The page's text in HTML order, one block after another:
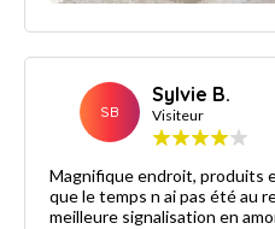
SB
Sylvie B.
Visiteur
Magnifique endroit, produits
que le temps n ai pas été au
meilleure signalisation en